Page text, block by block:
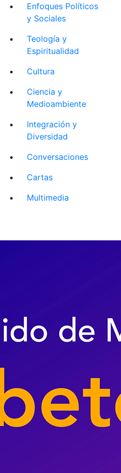
Enfoques Políticos
y Sociales
Teología y
Espiritualidad
Cultura
Ciencia y
Medioambiente
Integración y
Diversidad
Conversaciones
Cartas
Multimedia